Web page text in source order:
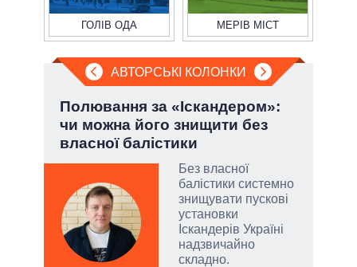
ГОЛІВ ОДА МЕРІВ МІСТ
АВТОРСЬКІ КОЛОНКИ
Полювання за «Іскандером»:
чи можна його знищити без
власної балістики
Без власної
балістики системно
знищувати пускові
установки
Іскандерів Україні
надзвичайно
складно.